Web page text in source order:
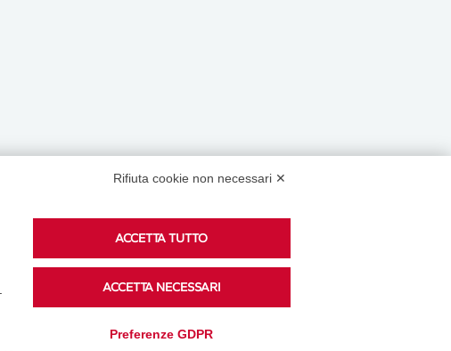
Podcast
Rifiuta cookie non necessari ✕
ACCETTA TUTTO
ACCETTA NECESSARI
Preferenze GDPR